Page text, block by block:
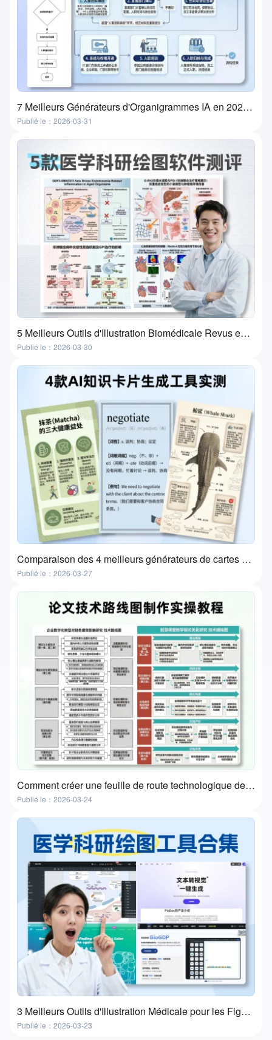
7 Meilleurs Générateurs d'Organigrammes IA en 2026 : Transformez vos idées en organigrammes en quelques minutes
Publié le：2026-03-31
5 Meilleurs Outils d'Illustration Biomédicale Revus en 2026 | Fonctionnalités, Cas d'Usage et Comment Choisir
Publié le：2026-03-30
Comparaison des 4 meilleurs générateurs de cartes de connaissances AI | Cartes flash et cartes d'étude
Publié le：2026-03-27
Comment créer une feuille de route technologique de thèse | Un guide pratique en 3 étapes avec des outils gratuits
Publié le：2026-03-24
3 Meilleurs Outils d'Illustration Médicale pour les Figures de Recherche et les Présentations
Publié le：2026-03-23